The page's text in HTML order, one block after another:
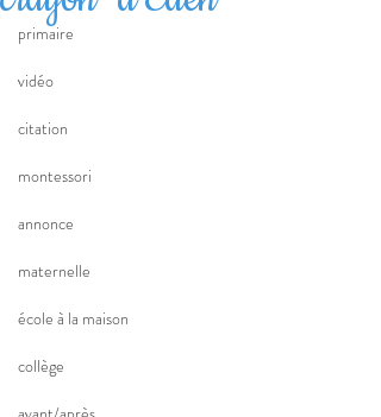
primaire
vidéo
citation
montessori
annonce
maternelle
école à la maison
collège